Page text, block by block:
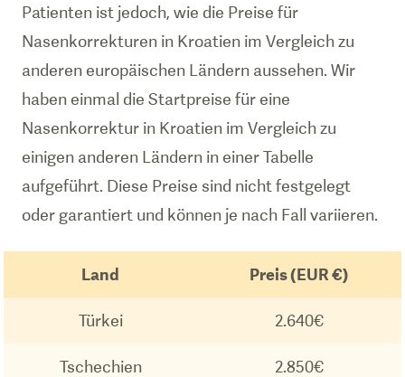
Patienten ist jedoch, wie die Preise für
Nasenkorrekturen in Kroatien im Vergleich zu
anderen europäischen Ländern aussehen. Wir
haben einmal die Startpreise für eine
Nasenkorrektur in Kroatien im Vergleich zu
einigen anderen Ländern in einer Tabelle
aufgeführt. Diese Preise sind nicht festgelegt
oder garantiert und können je nach Fall variieren.
Land Preis (EUR €)
Türkei 2.640€
Tschechien 2.850€